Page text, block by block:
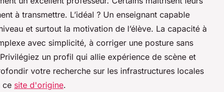
à transmettre. L’idéal ? Un enseignant capable
et surtout la motivation de l’élève. La capacité à
avec simplicité, à corriger une posture sans
un profil qui allie expérience de scène et
votre recherche sur les infrastructures locales
ce site d'origine.